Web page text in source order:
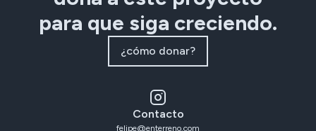
para que siga creciendo.
¿cómo donar?
Contacto
felipe@enterreno.com